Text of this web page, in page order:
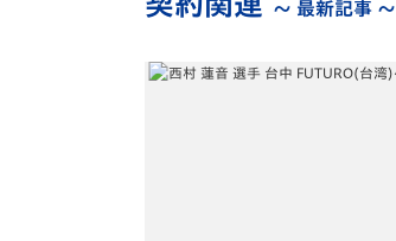
～ 最新記事 ～